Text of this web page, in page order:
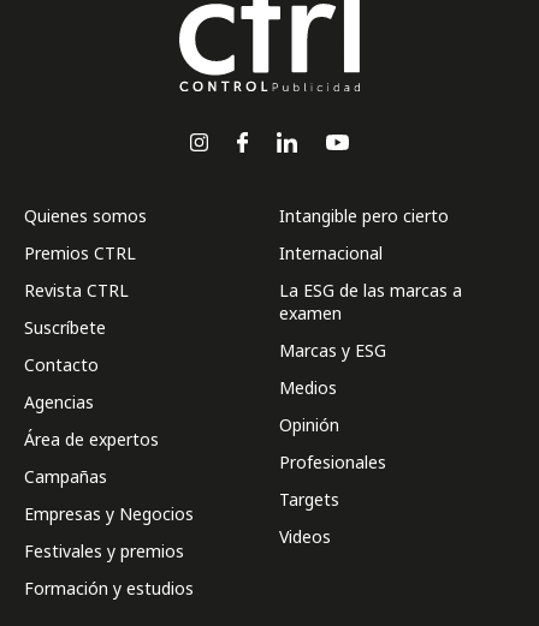
Quienes somos
Premios CTRL
Revista CTRL
Suscríbete
Contacto
Agencias
Área de expertos
Campañas
Empresas y Negocios
Festivales y premios
Formación y estudios
Intangible pero cierto
Internacional
La ESG de las marcas a
examen
Marcas y ESG
Medios
Opinión
Profesionales
Targets
Videos